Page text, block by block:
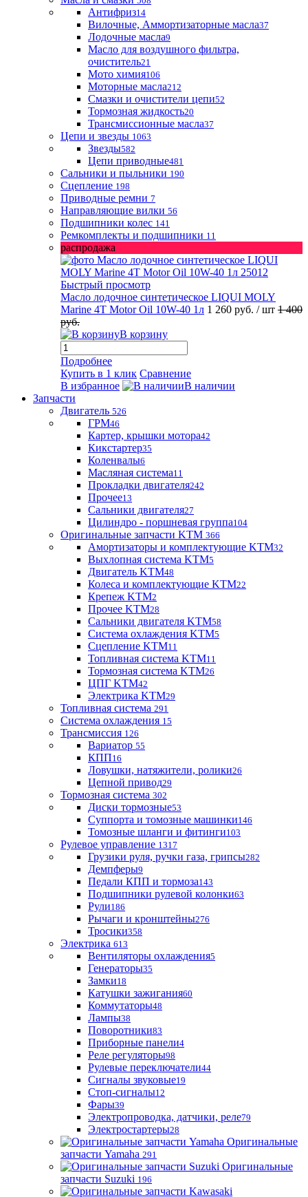
Антифриз14
Вилочные, Аммортизаторные масла37
Лодочные масла9
Масло для воздушного фильтра,
очиститель21
Мото химия106
Моторные масла212
Смазки и очистители цепи52
Тормозная жидкость20
Трансмиссионные масла37
Цепи и звезды 1063
Звезды582
Цепи приводные481
Сальники и пыльники 190
Сцепление 198
Приводные ремни 7
Направляющие вилки 56
Подшипники колес 141
Ремкомплекты и подшипники 11
распродажа
Быстрый просмотр
Масло лодочное синтетическое LIQUI MOLY
Marine 4T Motor Oil 10W-40 1л 1 260 руб. / шт 1 400
руб.
В корзину
Подробнее
Купить в 1 клик Сравнение
В избранное
В наличии
Запчасти
Двигатель 526
ГРМ46
Картер, крышки мотора42
Кикстартер35
Коленвалы6
Масляная система11
Прокладки двигателя242
Прочее13
Сальники двигателя27
Цилиндро - поршневая группа104
Оригинальные запчасти KTM 366
Амортизаторы и комплектующие KTM32
Выхлопная система KTM5
Двигатель KTM48
Колеса и комплектующие KTM22
Крепеж KTM2
Прочее KTM28
Сальники двигателя KTM58
Система охлаждения KTM5
Сцепление KTM11
Топливная система KTM11
Тормозная система KTM26
ЦПГ KTM42
Электрика KTM29
Топливная система 291
Система охлаждения 15
Трансмиссия 126
Вариатор 55
КПП16
Ловушки, натяжители, ролики26
Цепной привод29
Тормозная система 302
Диски тормозные53
Суппорта и томозные машинки146
Томозные шланги и фитинги103
Рулевое управление 1317
Грузики руля, ручки газа, грипсы282
Демпферы9
Педали КПП и тормоза143
Подшипники рулевой колонки63
Рули186
Рычаги и кронштейны276
Тросики358
Электрика 613
Вентиляторы охлаждения5
Генераторы35
Замки18
Катушки зажигания60
Коммутаторы48
Лампы38
Поворотники83
Приборные панели4
Реле регуляторы98
Рулевые переключатели44
Сигналы звуковые19
Стоп-сигналы12
Фары39
Электропроводка, датчики, реле79
Электростартеры28
Оригинальные
запчасти Yamaha 291
Оригинальные
запчасти Suzuki 196